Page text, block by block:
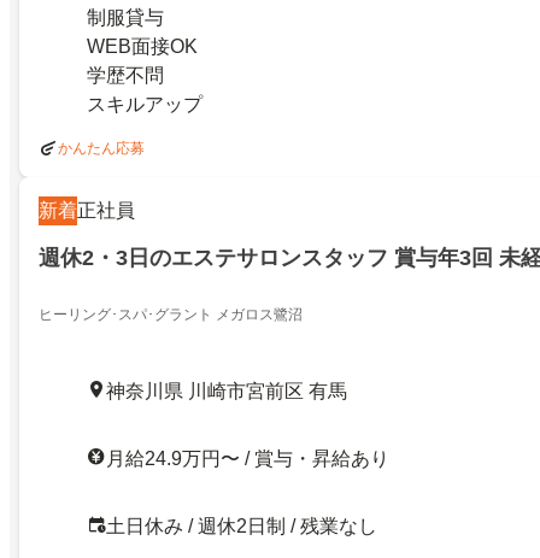
制服貸与
WEB面接OK
学歴不問
スキルアップ
かんたん応募
新着正社員
週休2・3日のエステサロンスタッフ 賞与年3回 未
ヒーリング･スパ･グラント メガロス鷺沼
神奈川県 川崎市宮前区 有馬
月給24.9万円〜 / 賞与・昇給あり
土日休み / 週休2日制 / 残業なし